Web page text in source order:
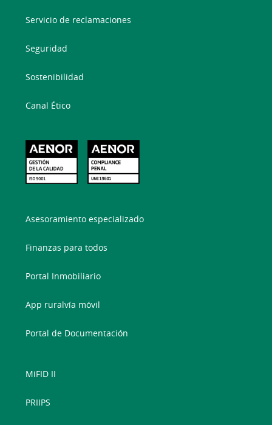
Servicio de reclamaciones
Seguridad
Sostenibilidad
Canal Ético
Asesoramiento especializado
Finanzas para todos
Portal Inmobiliario
App ruralvía móvil
Portal de Documentación
MiFID II
PRIIPS